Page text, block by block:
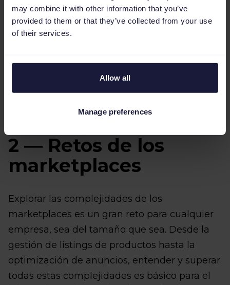
may combine it with other information that you’ve
provided to them or that they’ve collected from your use
of their services.
Allow all
Manage preferences
2 ― Retos de los
marketplaces
Explorar las complejidades de los
marketplaces es un gran reto para cualquier
empresa, sea del tamaño que sea. Desde la
gestión de listings de productos hasta la
optimización de anuncios, entender y superar
todas estas complejidades es básico para el